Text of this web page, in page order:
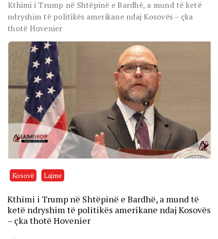
Kthimi i Trump në Shtëpinë e Bardhë, a mund të ketë
ndryshim të politikës amerikane ndaj Kosovës – çka
thotë Hovenier
Kosovë Lajme
Kthimi i Trump në Shtëpinë e Bardhë, a mund të
ketë ndryshim të politikës amerikane ndaj Kosovës
– çka thotë Hovenier